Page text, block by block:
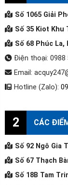
Số 1065 Giải
Số 35 Kiot Khu
Số 68 Phúc La,
Điện thoại: 0988
Email:
Hotline (Zalo):
2 CÁC
Số 92 Ngô Gia
Số 67 Thạch
Số 18B Tam